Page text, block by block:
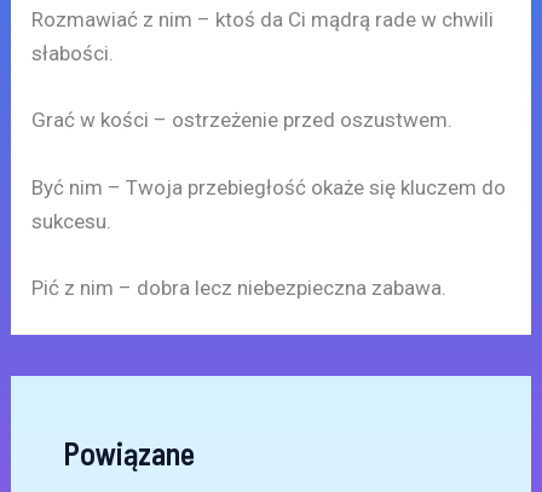
Rozmawiać z nim – ktoś da Ci mądrą rade w chwili
słabości.
Grać w kości – ostrzeżenie przed oszustwem.
Być nim – Twoja przebiegłość okaże się kluczem do
sukcesu.
Pić z nim – dobra lecz niebezpieczna zabawa.
Powiązane